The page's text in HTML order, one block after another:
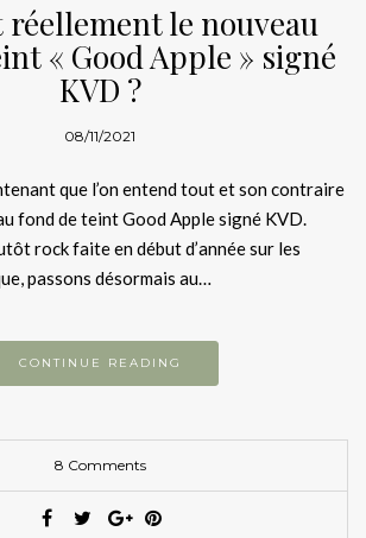
réellement le nouveau
« Good Apple » signé
KVD ?
08/11/2021
que l’on entend tout et son contraire
fond de teint Good Apple signé KVD.
rock faite en début d’année sur les
passons désormais au…
CONTINUE READING
8 Comments